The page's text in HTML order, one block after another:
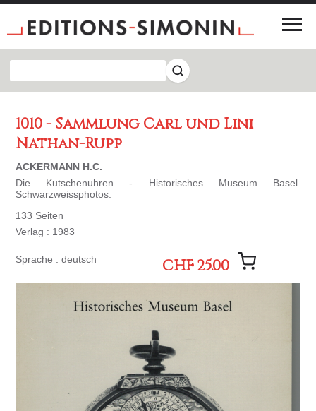
1010 - Sammlung Carl und Lini
Nathan-Rupp
ACKERMANN H.C.
Die Kutschenuhren - Historisches Museum Basel.
Schwarzweissphotos.
133 Seiten
Verlag : 1983
Sprache : deutsch CHF 25.00